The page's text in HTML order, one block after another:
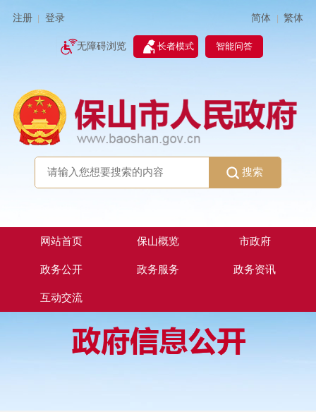
注册 登录 简体 | 繁体
无障碍浏览 长者模式 智能问答
搜索
网站首页 保山概览 市政府
政务公开 政务服务 政务资讯
互动交流